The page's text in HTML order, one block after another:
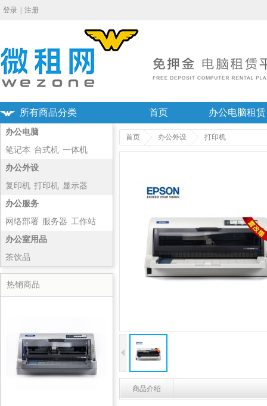
登录 注册
首页 办公电脑租赁
所有商品分类
办公电脑
笔记本 台式机 一体机
主机
办公外设
复印机 打印机 显示器
投影仪
办公服务
网络部署 服务器 工作站
净化器
办公室用品
茶饮品
热销商品
首页 办公外设 打印机
商品介绍